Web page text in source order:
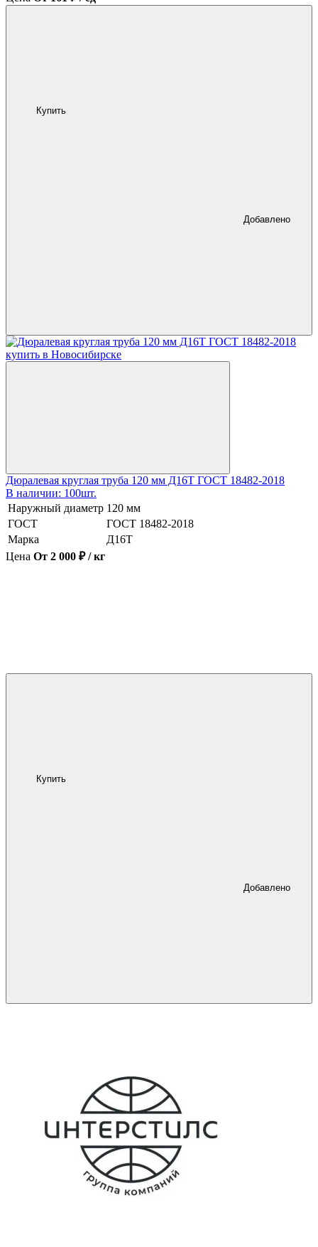
Купить
Добавлено
Дюралевая круглая труба 120 мм Д16Т ГОСТ 18482-2018
В наличии: 100шт.
Наружный диаметр 120 мм
ГОСТ
ГОСТ 18482-2018
Марка
Д16Т
Цена От 2 000 ₽ / кг
Купить
Добавлено